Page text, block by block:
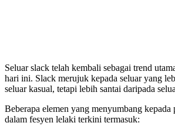
Seluar slack telah kembali sebagai trend
hari ini. Slack merujuk kepada seluar yang
seluar kasual, tetapi lebih santai daripada
Beberapa elemen yang menyumbang
dalam fesyen lelaki terkini termasuk: